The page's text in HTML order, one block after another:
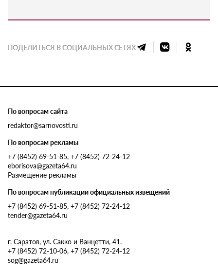
ПОДЕЛИТЬСЯ В СОЦИАЛЬНЫХ СЕТЯХ
По вопросам сайта
redaktor@sarnovosti.ru
По вопросам рекламы
+7 (8452) 69-51-85, +7 (8452) 72-24-12
eborisova@gazeta64.ru
Размещение рекламы
По вопросам публикации официальных извещений
+7 (8452) 69-51-85, +7 (8452) 72-24-12
tender@gazeta64.ru
г. Саратов, ул. Сакко и Ванцетти, 41.
+7 (8452) 72-10-06, +7 (8452) 72-24-12
sog@gazeta64.ru